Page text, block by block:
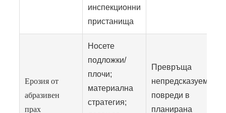
инспекционни
пристанища
Ерозия от
абразивен
прах
Носете
подложки/
плочи;
материална
стратегия;
Превръща
непредсказуемите
повреди в
планирана